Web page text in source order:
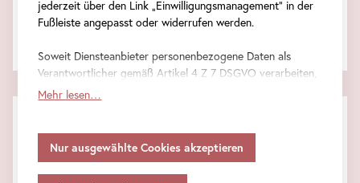
Informationen zu besonders häufig gestellten Fragen.
FAQ
Eintrittstickets
jederzeit über den Link „Einwilligungsmanagement“ in der
Fußleiste angepasst oder widerrufen werden.
Soweit Diensteanbieter personenbezogene Daten als
Verantwortlicher gemäß Artikel 4 Z 7 DSGVO verarbeiten,
gilt Ihre Einwilligung auch für die Weitergabe an den
Daten in Staaten ohne Vorliegen eines
Angemessenheitsbeschlusses gem.Art
und ohne geeignete Garantien gem.
Mehr lesen…